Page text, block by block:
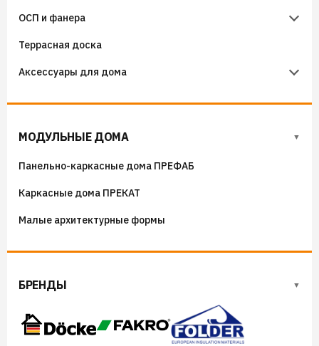
Гидроизоляция примыканий
ОСП и фанера
Фанера
ОСП (OSB) плиты
Террасная доска
Аксессуары для дома
МОДУЛЬНЫЕ ДОМА
Панельно-каркасные дома ПРЕФАБ
Каркасные дома ПРЕКАТ
Малые архитектурные формы
БРЕНДЫ